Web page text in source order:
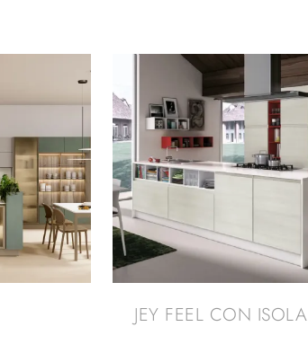
JEY FEEL CON ISOLA